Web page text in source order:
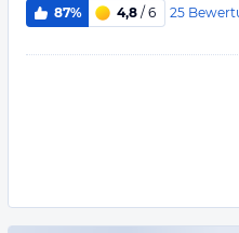
87% 4,8 / 6 25